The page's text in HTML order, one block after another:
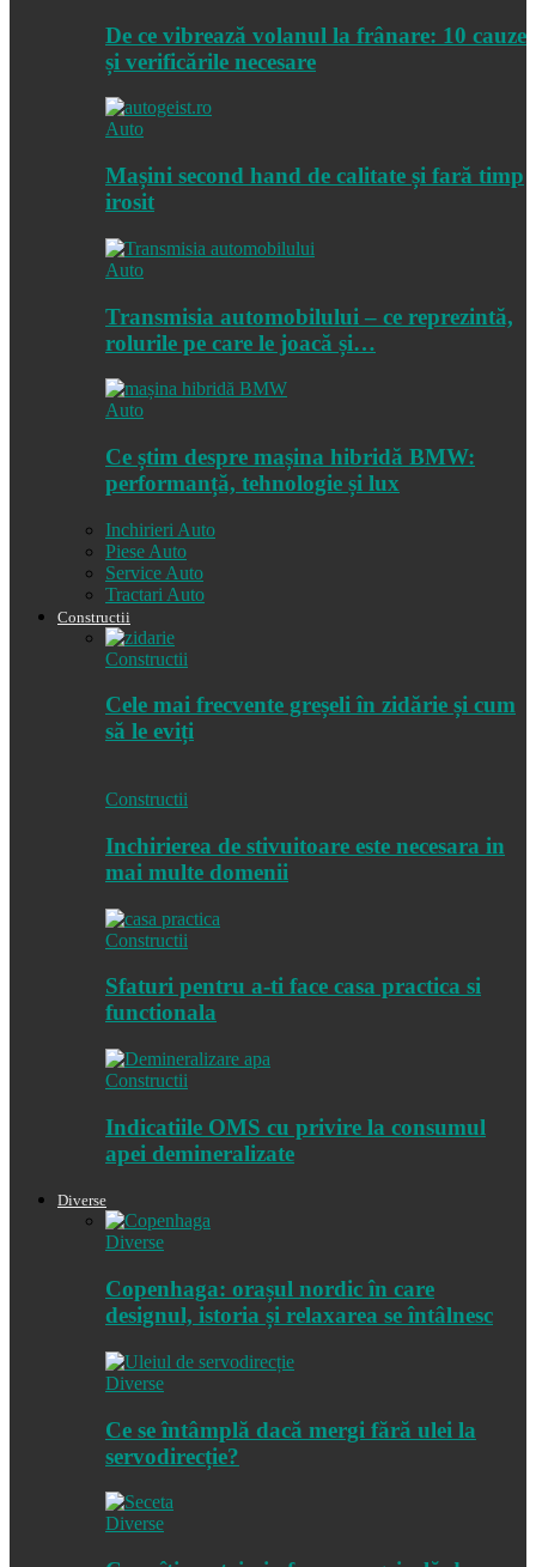
De ce vibrează volanul la frânare: 10 cauze
și verificările necesare
Auto
Mașini second hand de calitate și fară timp
irosit
Auto
Transmisia automobilului – ce reprezintă,
rolurile pe care le joacă și…
Auto
Ce știm despre mașina hibridă BMW:
performanță, tehnologie și lux
Inchirieri Auto
Piese Auto
Service Auto
Tractari Auto
Constructii
Constructii
Cele mai frecvente greșeli în zidărie și cum
să le eviți
Constructii
Inchirierea de stivuitoare este necesara in
mai multe domenii
Constructii
Sfaturi pentru a-ti face casa practica si
functionala
Constructii
Indicatiile OMS cu privire la consumul
apei demineralizate
Diverse
Diverse
Copenhaga: orașul nordic în care
designul, istoria și relaxarea se întâlnesc
Diverse
Ce se întâmplă dacă mergi fără ulei la
servodirecție?
Diverse